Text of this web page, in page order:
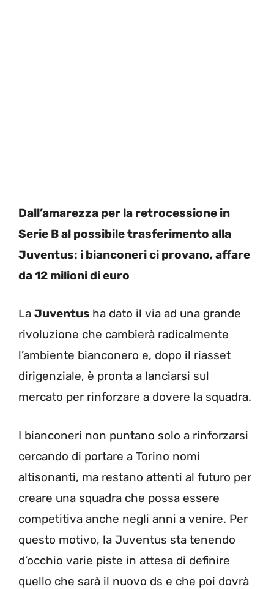
Dall’amarezza per la retrocessione in
Serie B al possibile trasferimento alla
Juventus: i bianconeri ci provano, affare
da 12 milioni di euro
La Juventus ha dato il via ad una grande
rivoluzione che cambierà radicalmente
l’ambiente bianconero e, dopo il riasset
dirigenziale, è pronta a lanciarsi sul
mercato per rinforzare a dovere la squadra.
I bianconeri non puntano solo a rinforzarsi
cercando di portare a Torino nomi
altisonanti, ma restano attenti al futuro per
creare una squadra che possa essere
competitiva anche negli anni a venire. Per
questo motivo, la Juventus sta tenendo
d’occhio varie piste in attesa di definire
quello che sarà il nuovo ds e che poi dovrà